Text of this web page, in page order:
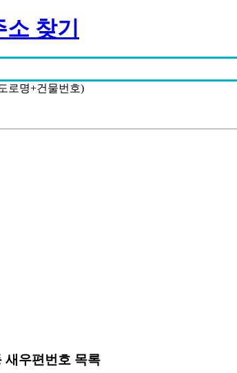
소 찾기
로명+건물번호)
새우편번호 목록